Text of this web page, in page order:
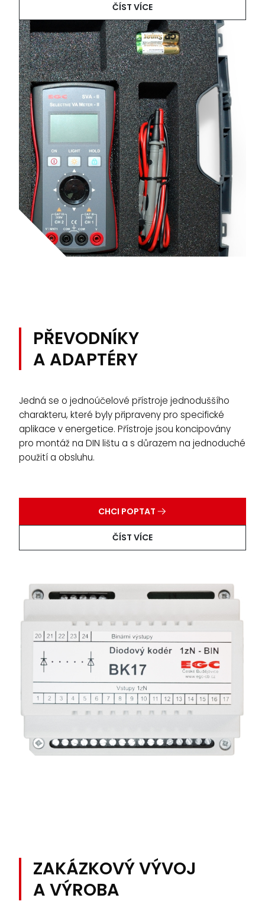
ČÍST VÍCE
PŘEVODNÍKY
A ADAPTÉRY
Jedná se o jednoúčelové přístroje jednoduššího
charakteru, které byly připraveny pro specifické
aplikace v energetice. Přístroje jsou koncipovány
pro montáž na DIN lištu a s důrazem na jednoduché
použití a obsluhu.
CHCI POPTAT
ČÍST VÍCE
ZAKÁZKOVÝ VÝVOJ
A VÝROBA